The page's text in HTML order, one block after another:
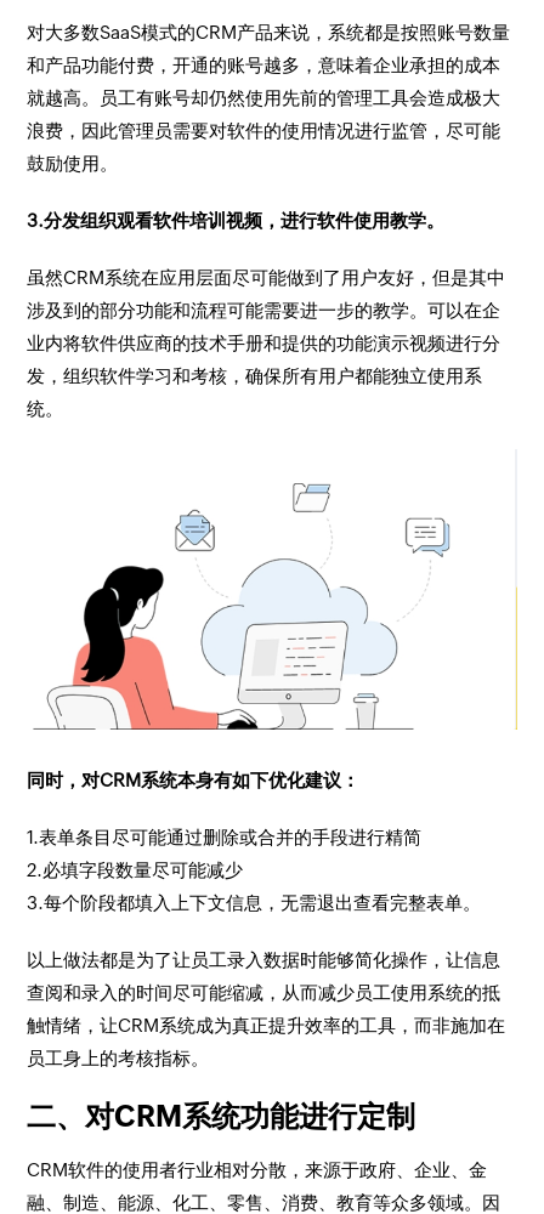
对大多数SaaS模式的CRM产品来说，系统都是按照账号数量
和产品功能付费，开通的账号越多，意味着企业承担的成本
就越高。员工有账号却仍然使用先前的管理工具会造成极大
浪费，因此管理员需要对软件的使用情况进行监管，尽可能
鼓励使用。
3.分发组织观看软件培训视频，进行软件使用教学。
虽然CRM系统在应用层面尽可能做到了用户友好，但是其中
涉及到的部分功能和流程可能需要进一步的教学。可以在企
业内将软件供应商的技术手册和提供的功能演示视频进行分
发，组织软件学习和考核，确保所有用户都能独立使用系
统。
同时，对CRM系统本身有如下优化建议：
1.表单条目尽可能通过删除或合并的手段进行精简
2.必填字段数量尽可能减少
3.每个阶段都填入上下文信息，无需退出查看完整表单。
以上做法都是为了让员工录入数据时能够简化操作，让信息
查阅和录入的时间尽可能缩减，从而减少员工使用系统的抵
触情绪，让CRM系统成为真正提升效率的工具，而非施加在
员工身上的考核指标。
二、 对CRM系统功能进行定制
CRM软件的使用者行业相对分散，来源于政府、企业、金
融、制造、能源、化工、零售、消费、教育等众多领域。因